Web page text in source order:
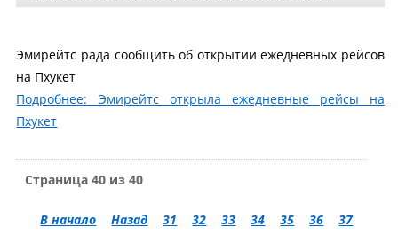
Эмирейтс рада сообщить об открытии ежедневных рейсов
на Пхукет
Подробнее: Эмирейтс открыла ежедневные рейсы на
Пхукет
Страница 40 из 40
В начало Назад 31 32 33 34 35 36
37